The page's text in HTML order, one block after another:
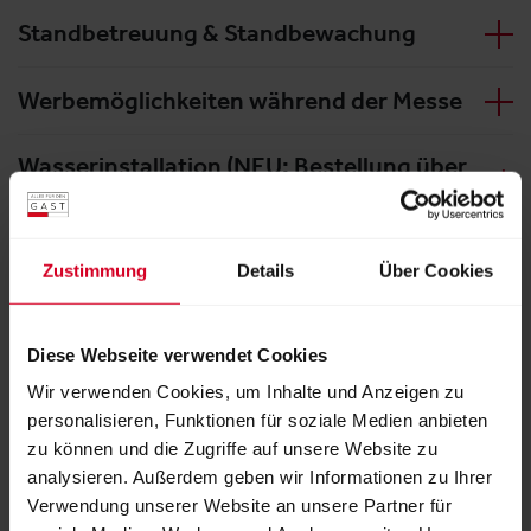
Zustimmung Details Über Cookies
Diese Webseite verwendet Cookies
Wir verwenden Cookies, um Inhalte und Anzeigen zu
personalisieren, Funktionen für soziale Medien anbieten
zu können und die Zugriffe auf unsere Website zu
analysieren. Außerdem geben wir Informationen zu Ihrer
Verwendung unserer Website an unsere Partner für
Standbetreuung & Standbewachung
Werbemöglichkeiten während der Messe
Wasserinstallation (NEU: Bestellung über
Messezentrum Salzburg)
Zusätzliche Auf- & Abbautage (NEU:
Bestellung über Messezentrum Salzburg)
Messevorbereitung
Allgemeine Informationen
Auf- und Abbau & Öffnungszeiten generell